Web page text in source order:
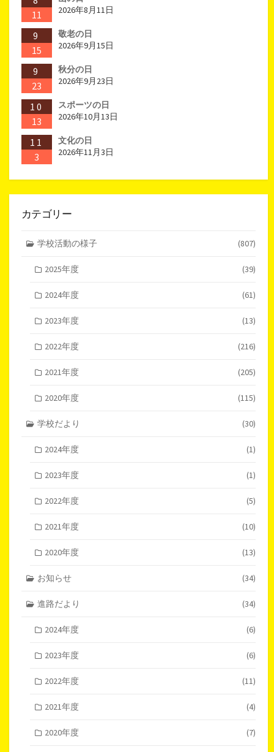
11
2026年8月11日
9
15
敬老の日
2026年9月15日
9
23
秋分の日
2026年9月23日
10
13
スポーツの日
2026年10月13日
11
3
文化の日
2026年11月3日
カテゴリー
学校活動の様子 (807)
2025年度 (39)
2024年度 (61)
2023年度 (13)
2022年度 (216)
2021年度 (205)
2020年度 (115)
学校だより (30)
2024年度 (1)
2023年度 (1)
2022年度 (5)
2021年度 (10)
2020年度 (13)
お知らせ (34)
進路だより (34)
2024年度 (6)
2023年度 (6)
2022年度 (11)
2021年度 (4)
2020年度 (7)